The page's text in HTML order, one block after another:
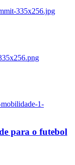
335x256.jpg
1-
para o futebol